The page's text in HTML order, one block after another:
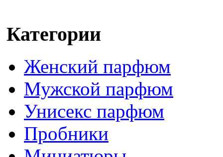
Категории
Женский парфюм
Мужской парфюм
Унисекс парфюм
Пробники